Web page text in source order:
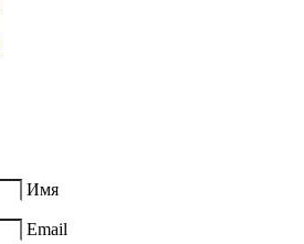
Имя
Email